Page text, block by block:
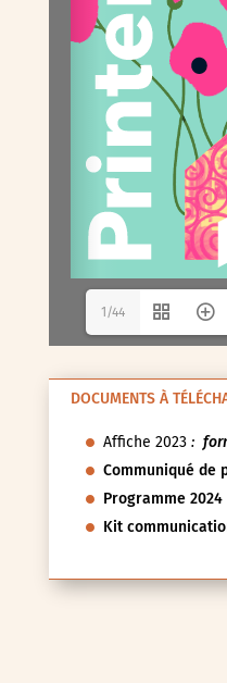
1/44
DOCUMENTS À
Affiche 2023:
Communiqué de
Programme 2024
Kit